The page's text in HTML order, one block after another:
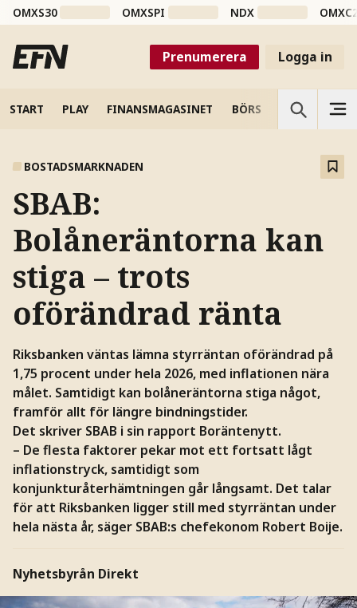
OMXS30 OMXSPI NDX
Prenumerera Logga in
START PLAY FINANSMAGASINET BÖRS VETENSKAP
BOSTADSMARKNADEN
SBAB:
Bolåneräntorna kan
stiga – trots
oförändrad ränta
Riksbanken väntas lämna styrräntan oförändrad på
1,75 procent under hela 2026, med inflationen nära
målet. Samtidigt kan bolåneräntorna stiga något,
framför allt för längre bindningstider.
Det skriver SBAB i sin rapport Boräntenytt.
– De flesta faktorer pekar mot ett fortsatt lågt
inflationstryck, samtidigt som
konjunkturåterhämtningen går långsamt. Det talar
för att Riksbanken ligger still med styrräntan under
hela nästa år, säger SBAB:s chefekonom Robert Boije.
Nyhetsbyrån Direkt